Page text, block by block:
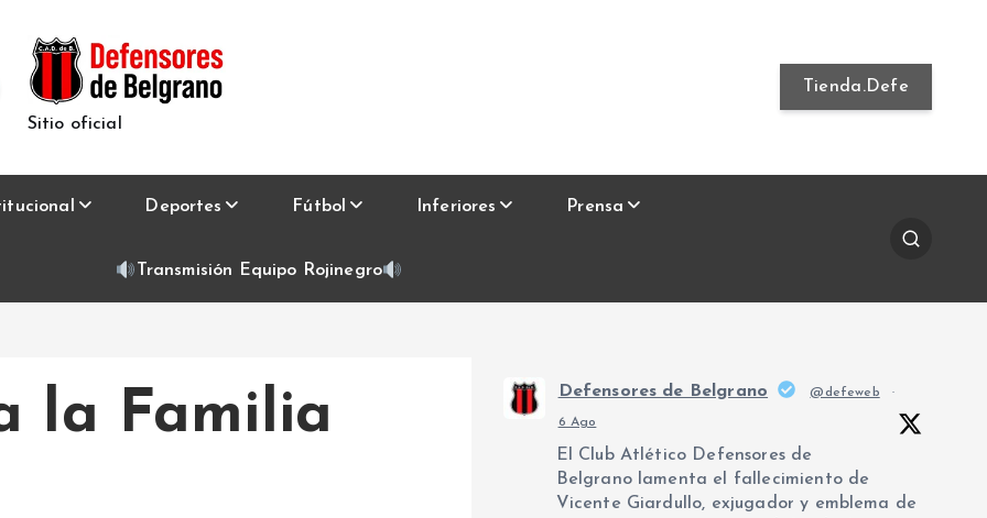
Sitio oficial
Tienda.Defe
Deportes Fútbol Inferiores Prensa
Transmisión Equipo Rojinegro
la Familia
Defensores de Belgrano @defeweb ·
6 Ago
El Club Atlético Defensores de
Belgrano lamenta el fallecimiento de
Vicente Giardullo, exjugador y emblema de